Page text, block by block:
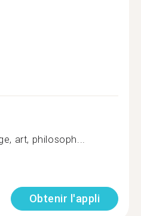
art, philosoph...
Obtenir l'appli